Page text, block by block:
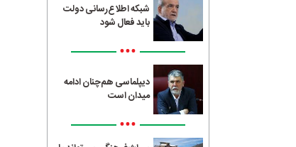
شبکه اطلاع‌رسانی دولت
باید فعال شود
•••
دیپلماسی هم‌چنان ادامه
میدان است
•••